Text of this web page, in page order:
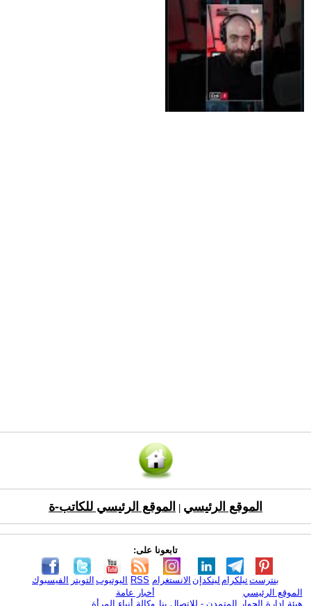
الموقع الرئيسي الموقع الرئيسي للكاتب-ة
تابعونا على:
الفيسبوك التويتر اليوتيوب RSS الانستغرام لينكدإن تيلكرامبنترست
الموقع الرئيسي
هيئة ادارة الحوار المتمدن - للإتصال بنا
أخبار عامة
وكالة أنباء المرأة